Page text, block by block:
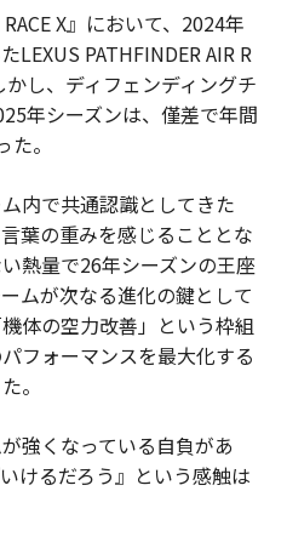
X』において、2024年
LEXUS PATHFINDER AIR R
かし、ディフェンディングチ
年シーズンは、僅差で年間
。
内で共通認識としてきた
葉の重みを感じることとな
熱量で26年シーズンの王座
ムが次なる進化の鍵として
体の空力改善」という枠組
フォーマンスを最大化する
。
強くなっている自負があ
けるだろう』という感触は